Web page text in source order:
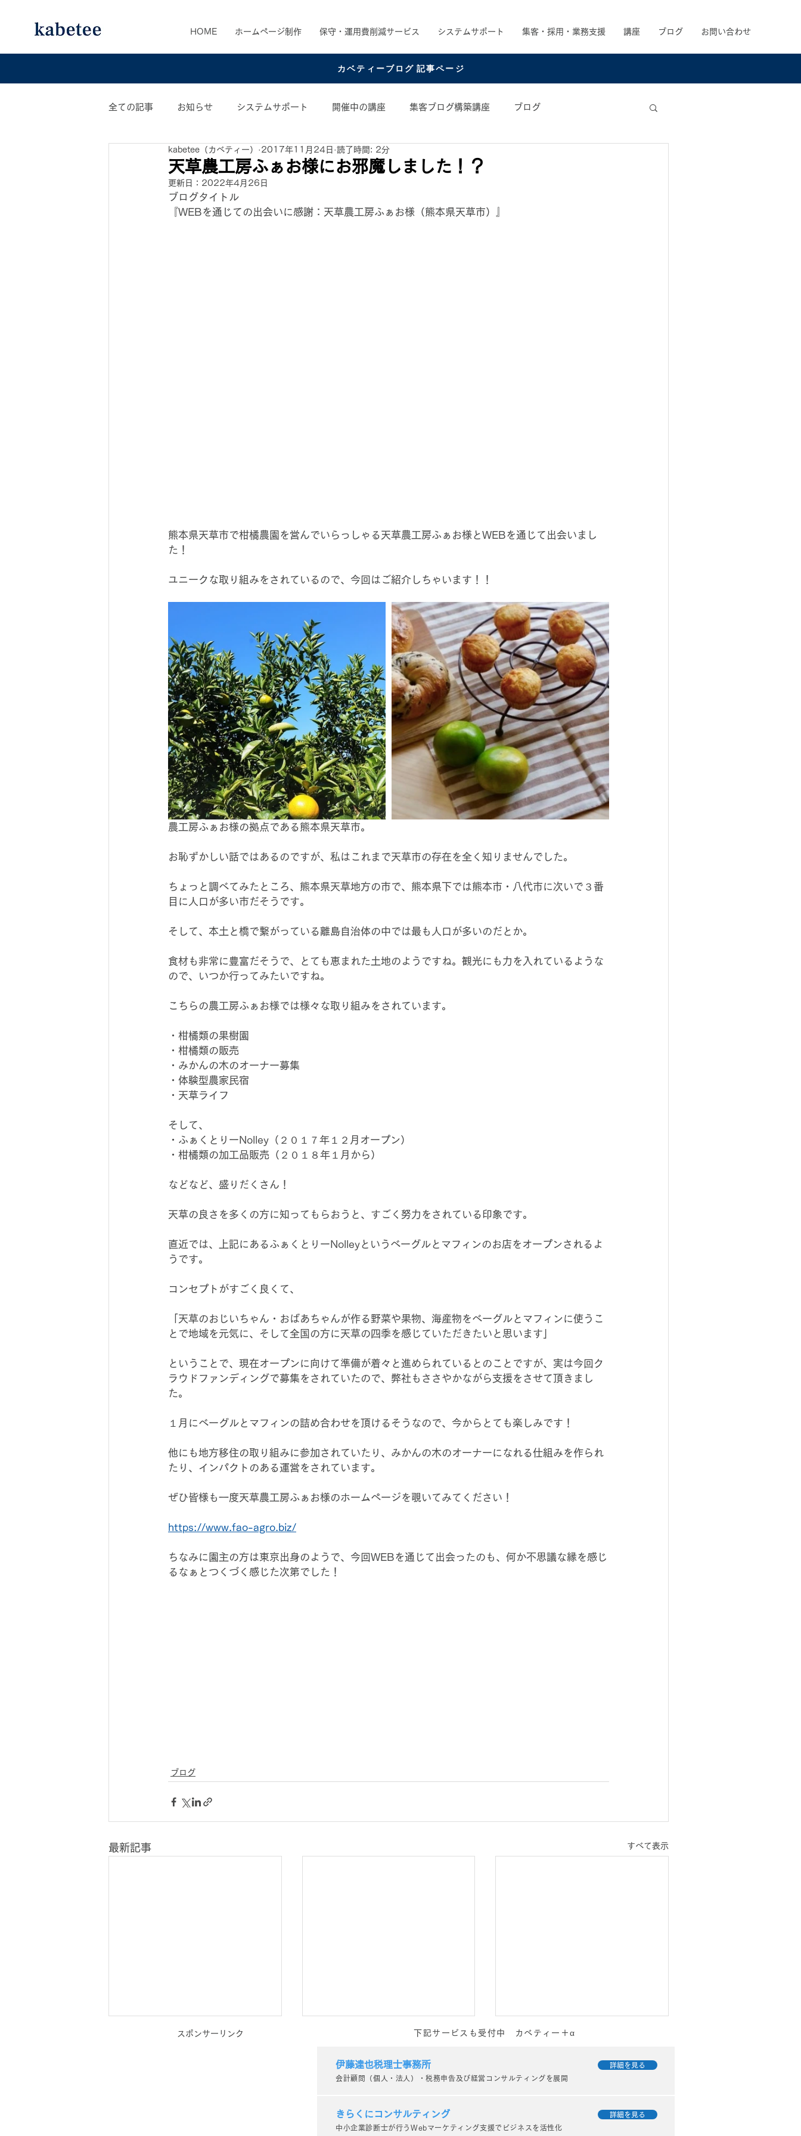
HOME ホームページ制作 保守・運用費削減サービス システムサポート 集客・採用・業務支援 講座 ブログ お問い合わせ
カベティーブログ 記事ページ
全ての記事 お知らせ システムサポート 開催中の講座 集客ブログ構築講座 ブログ
カベティー業務日誌 おすすめ書籍 お役立ちコンテンツ
天草農工房ふぁお様にお邪魔しました！？
kabetee（カベティー） 2017年11月24日 読了時間: 2分
更新日： 2022年4月26日
ブログタイトル
『WEBを通じての出会いに感謝：天草農工房ふぁお様（熊本県天草市）』
熊本県天草市で柑橘農園を営んでいらっしゃる天草農工房ふぁお様とWEBを通じて出会いまし
た！
ユニークな取り組みをされているので、今回はご紹介しちゃいます！！
農工房ふぁお様の拠点である熊本県天草市。
お恥ずかしい話ではあるのですが、私はこれまで天草市の存在を全く知りませんでした。
ちょっと調べてみたところ、熊本県天草地方の市で、熊本県下では熊本市・八代市に次いで３番
目に人口が多い市だそうです。
そして、本土と橋で繋がっている離島自治体の中では最も人口が多いのだとか。
食材も非常に豊富だそうで、とても恵まれた土地のようですね。観光にも力を入れているような
ので、いつか行ってみたいですね。
こちらの農工房ふぁお様では様々な取り組みをされています。
・柑橘類の果樹園
・柑橘類の販売
・みかんの木のオーナー募集
・体験型農家民宿
・天草ライフ
そして、
・ふぁくとりーNolley（２０１７年１２月オープン）
・柑橘類の加工品販売（２０１８年１月から）
などなど、盛りだくさん！
天草の良さを多くの方に知ってもらおうと、すごく努力をされている印象です。
直近では、上記にあるふぁくとりーNolleyというベーグルとマフィンのお店をオープンされるよ
うです。
コンセプトがすごく良くて、
「天草のおじいちゃん・おばあちゃんが作る野菜や果物、海産物をベーグルとマフィンに使うこ
とで地域を元気に、そして全国の方に天草の四季を感じていただきたいと思います」
ということで、現在オープンに向けて準備が着々と進められているとのことですが、実は今回ク
ラウドファンディングで募集をされていたので、弊社もささやかながら支援をさせて頂きまし
た。
１月にベーグルとマフィンの詰め合わせを頂けるそうなので、今からとても楽しみです！
他にも地方移住の取り組みに参加されていたり、みかんの木のオーナーになれる仕組みを作られ
たり、インパクトのある運営をされています。
ぜひ皆様も一度天草農工房ふぁお様のホームページを覗いてみてください！
https://www.fao-agro.biz/
ちなみに園主の方は東京出身のようで、今回WEBを通じて出会ったのも、何か不思議な縁を感じ
るなぁとつくづく感じた次第でした！
ブログ
最新記事 すべて表示
【受付中】WEBマーケティン
コンテンツ作成お悩み相談室
のご案内【オンライン無料相
談実施中！】_kabetee（カ
走型のWEBマーケティング支援
を行っている kabetee（カベテ
スポンサーリンク 下記サービスも受付中 カベティー＋α
伊藤達也税理士事務所
会計顧問（個人・法人）・税務申告及び経営コンサルティングを展開
詳細を見る
きらくにコンサルティング
中小企業診断士が行うWebマーケティング支援でビジネスを活性化
詳細を見る